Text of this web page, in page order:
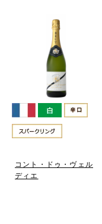
コント・ドゥ・ヴェル
ディエ